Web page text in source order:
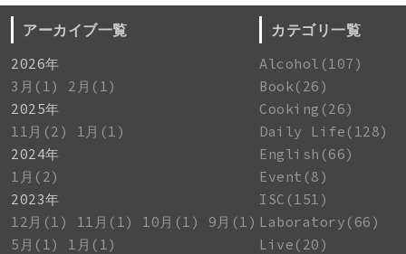
アーカイブ一覧
2026年
3月(1)
2月(1)
2025年
11月(2)
1月(1)
2024年
1月(2)
2023年
12月(1)
11月(1) 10月(1)
9月(1)
5月(1)
1月(1)
カテゴリ一覧
Alcohol(107)
Book(26)
Cooking(26)
Daily Life(128)
English(66)
Event(8)
ISC(151)
Laboratory(66)
Live(20)